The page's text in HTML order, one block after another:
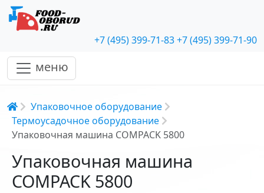
+7 (495) 399-71-83+7 (495) 399-71-90
меню
Строка навигации
Упаковочное оборудование
Термоусадочное оборудование
Упаковочная машина COMPACK 5800
Упаковочная машина
COMPACK 5800